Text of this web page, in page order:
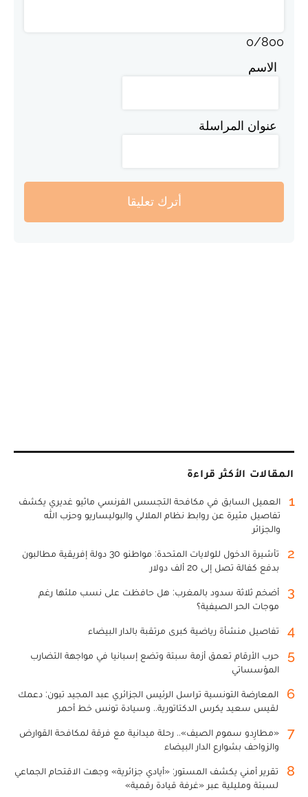
0/800
الاسم
عنوان المراسلة
أترك تعليقا
المقالات الأكثر قراءة
1
العميل السابق في مكافحة التجسس الفرنسي ماثيو غديري يكشف
تفاصيل مثيرة عن روابط نظام الملالي والبوليساريو وحزب الله
والجزائر
2
تأشيرة الدخول للولايات المتحدة: مواطنو 30 دولة إفريقية مطالبون
بدفع كفالة تصل إلى 20 ألف دولار
3
أضخم ثلاثة سدود بالمغرب: هل حافظت على نسب ملئها رغم
موجات الحر الصيفية؟
4 تفاصيل منشأة رياضية كبرى مرتقبة بالدار البيضاء
5
حرب الأرقام تعمق أزمة سبتة وتضع إسبانيا في مواجهة التضارب
المؤسساتي
6
المعارضة التونسية تراسل الرئيس الجزائري عبد المجيد تبون: دعمك
لقيس سعيد يكرس الدكتاتورية.. وسيادة تونس خط أحمر
7
«مطارِدو سموم الصيف».. رحلة ميدانية مع فرقة لمكافحة القوارض
والزواحف بشوارع الدار البيضاء
8
تقرير أمني يكشف المستور: «أيادي جزائرية» وجهت الاقتحام الجماعي
لسبتة ومليلية عبر «غرفة قيادة رقمية»